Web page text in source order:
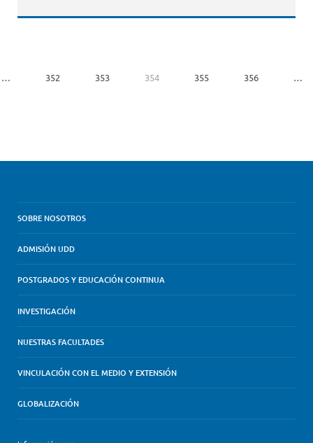
… 352 353 354 355 356 …
SOBRE NOSOTROS
ADMISIÓN UDD
POSTGRADOS Y EDUCACIÓN CONTINUA
INVESTIGACIÓN
NUESTRAS FACULTADES
VINCULACIÓN CON EL MEDIO Y EXTENSIÓN
GLOBALIZACIÓN